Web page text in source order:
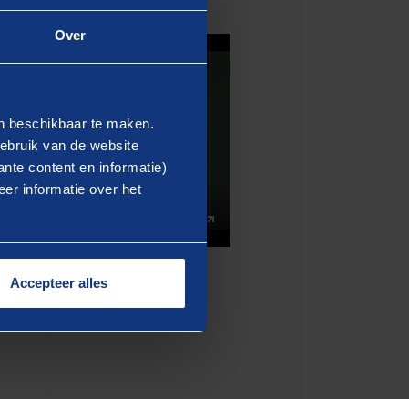
Over
beschikbaar te maken.
van de website
content en informatie)
informatie over het
Accepteer alles
Mute Settings
Enter
Play